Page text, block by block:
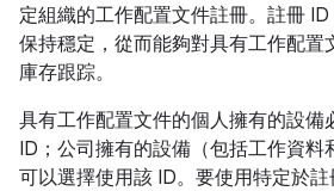
定組織的工作配置文件註冊。註冊
保持穩定，從而能夠對具有工作配置
庫存跟踪。
具有工作配置文件的個人擁有的設備
ID；公司擁有的設備（包括工作資料
可以選擇使用該 ID。要使用特定於